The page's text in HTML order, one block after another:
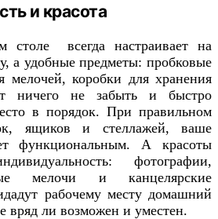
и красота
столе всегда настраивает на
а удобные предметы: пробковые
мелочей, коробки для хранения
ничего не забыть и быстро
в порядок. При правильном
ящиков и стеллажей, ваше
функциональным. А красоты
фотографии,
мелочи и канцелярские
рабочему месту домашний
вряд ли возможен и уместен.